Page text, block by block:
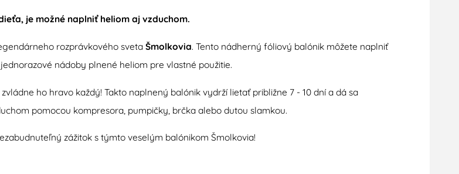
je možné naplniť heliom aj vzduchom.
rozprávkového sveta Šmolkovia. Tento nádherný fóliový balónik môžete naplniť
nádoby plnené heliom pre vlastné použitie.
ho hravo každý! Takto naplnený balónik vydrží lietať približne 7 - 10 dní a dá sa
pomocou kompresora, pumpičky, brčka alebo dutou slamkou.
zážitok s týmto veselým balónikom Šmolkovia!